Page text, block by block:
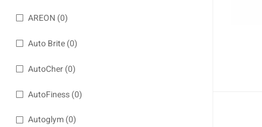
AREON (0)
Auto Brite(0)
AutoCher(0)
AutoFiness(0)
Autoglym(0)